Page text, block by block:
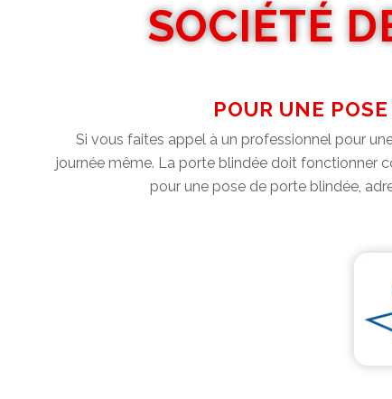
SOCIÉTÉ
POUR UNE
Si vous faites appel à un professionnel pour
journée même. La porte blindée doit fonctionner
pour une pose de porte blindée,